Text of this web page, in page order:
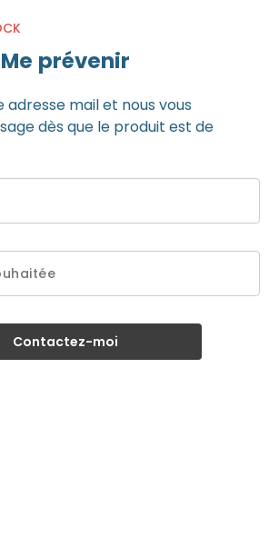
Me prévenir
adresse mail et nous vous
dès que le produit est de
Contactez-moi